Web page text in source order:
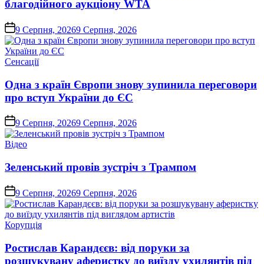
благодійного аукціону WTA
on9 Серпня, 20269 Серпня, 2026
Опублікувати
Сенсації
Одна з країн Європи знову зупинила переговори
про вступ України до ЄС
on9 Серпня, 20269 Серпня, 2026
Опублікувати
Відео
Зеленський провів зустріч з Трампом
on9 Серпня, 20269 Серпня, 2026
Опублікувати
Корупція
Ростислав Карандєєв: від поруки за
розшукувану аферистку до виїзду ухилянтів під